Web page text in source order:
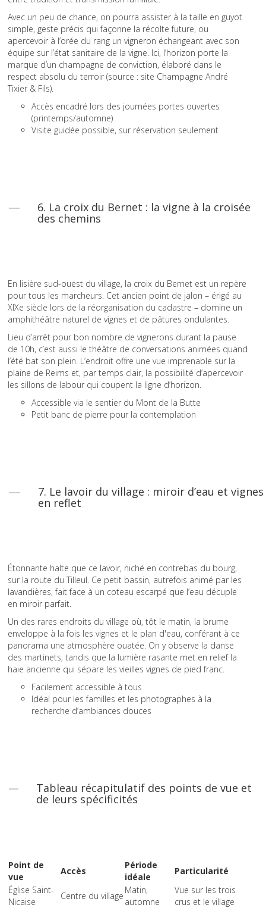
Avec un peu de chance, on pourra assister à la taille en guyot
simple, geste précis qui façonne la récolte future, ou
apercevoir à l’orée du rang un vigneron échangeant avec son
équipe sur l’état sanitaire de la vigne. Ici, l’horizon porte la
marque d’un champagne de conviction, élaboré dans le
respect absolu du terroir (source : site Champagne André
Tixier & Fils).
Accès encadré lors des journées portes ouvertes
(printemps/automne)
Visite guidée possible, sur réservation seulement
6. La croix du Bernet : la vigne à la croisée
des chemins
En lisière sud-ouest du village, la croix du Bernet est un repère
pour tous les marcheurs. Cet ancien point de jalon – érigé au
XIXe siècle lors de la réorganisation du cadastre – domine un
amphithéâtre naturel de vignes et de pâtures ondulantes.
Lieu d’arrêt pour bon nombre de vignerons durant la pause
de 10h, c’est aussi le théâtre de conversations animées quand
l’été bat son plein. L’endroit offre une vue imprenable sur la
plaine de Reims et, par temps clair, la possibilité d’apercevoir
les sillons de labour qui coupent la ligne d’horizon.
Accessible via le sentier du Mont de la Butte
Petit banc de pierre pour la contemplation
7. Le lavoir du village : miroir d’eau et vignes
en reflet
Étonnante halte que ce lavoir, niché en contrebas du bourg,
sur la route du Tilleul. Ce petit bassin, autrefois animé par les
lavandières, fait face à un coteau escarpé que l’eau décuple
en miroir parfait.
Un des rares endroits du village où, tôt le matin, la brume
enveloppe à la fois les vignes et le plan d'eau, conférant à ce
panorama une atmosphère ouatée. On y observe la danse
des martinets, tandis que la lumière rasante met en relief la
haie ancienne qui sépare les vieilles vignes de pied franc.
Facilement accessible à tous
Idéal pour les familles et les photographes à la
recherche d’ambiances douces
Tableau récapitulatif des points de vue et
de leurs spécificités
Point de
vue
Accès
Période
idéale
Particularité
Église Saint-
Nicaise
Centre du village
Matin,
automne
Vue sur les trois
crus et le village